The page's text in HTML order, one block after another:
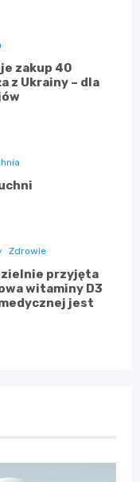
zakup 40
z Ukrainy – dla
Zdrowie
przyjęta
witaminy D3
jest